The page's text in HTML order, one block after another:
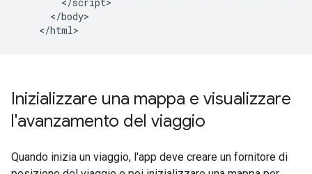
      </body>
Inizializzare una mappa e visualizzare
l'avanzamento del viaggio
Quando inizia un viaggio, l'app deve creare un fornitore di